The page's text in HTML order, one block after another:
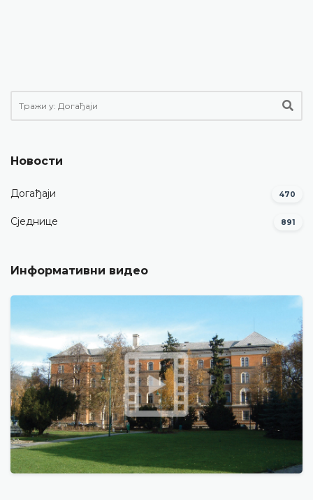
Новости
Догађаји 470
Сједнице 891
Информативни видео